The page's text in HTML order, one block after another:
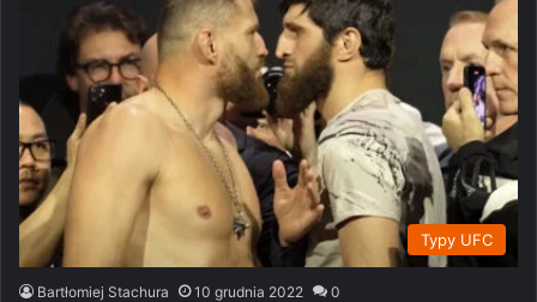
Typy UFC
Bartłomiej Stachura 10 grudnia 2022 0